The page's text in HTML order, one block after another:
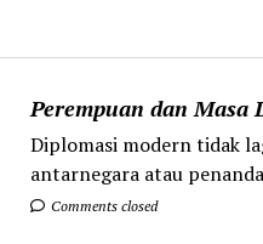
Perempuan dan Masa
Diplomasi modern tidak
antarnegara atau
Comments closed